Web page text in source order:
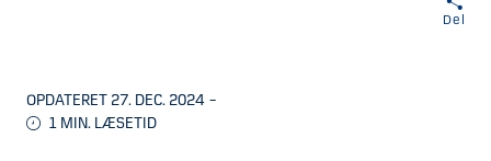
Del
OPDATERET 27. DEC. 2024 –
1 MIN. LÆSETID